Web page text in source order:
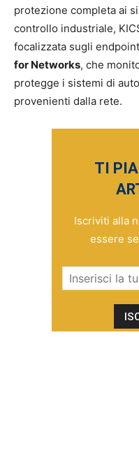
protezione completa ai
controllo industriale,
focalizzata sugli
for Networks, che
protegge i sistemi di
provenienti dalla rete.
TI
Iscriviti alla
essere